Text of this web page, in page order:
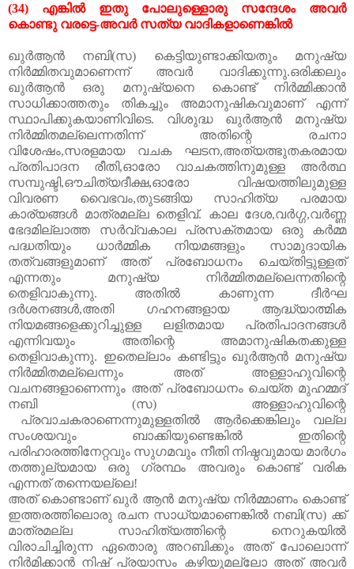
(34) എങ്കിൽ ഇതു പോലുള്ളൊരു സന്ദേശം
അവർ
കൊണ്ടു വരട്ടെ-അവർ സത്യ വാദികളാണെങ്കിൽ
ഖുർആൻ നബി(സ) കെട്ടിയുണ്ടാക്കിയതും
മനുഷ്യ
നിർമ്മിതവുമാണെന്ന്
അവർ വാദിക്കുന്നു.ഒരിക്കലും
ഖുർആൻ
ഒരു മനുഷ്യനെ കൊണ്ട്
നിർമ്മിക്കാൻ
സാധിക്കാത്തതും
തികച്ചും അമാനുഷികവുമാണ്
എന്ന്
സ്ഥാപിക്കുകയാണിവിടെ. വിശുദ്ധ ഖുർആൻ
മനുഷ്യ
നിർമ്മിതമല്ലെന്നതിന്ന്
അതിന്റെ
രചനാ
വിശേഷം,സരളമായ വചക ഘടന,അത്യത്ഭുതകരമായ
പ്രതിപാദന
രീതി,ഓരോ വാചകത്തിനുമുള്ള
അർത്ഥ
സമ്പുഷ്ടി,ഔചിത്യദീക്ഷ,ഓരോ
വിഷയത്തിലുമുള്ള
വിവരണ
വൈഭവം,തുടങ്ങിയ സാഹിത്യ
പരമായ
കാര്യങ്ങൾ മാത്രമല്ല തെളിവ്. കാല ദേശ,വർഗ്ഗ,വർണ്ണ
ഭേദമില്ലാത്ത
സർവ്വകാല പ്രസക്തമായ ഒരു
കർമ്മ
പദ്ധതിയും
ധാർമ്മിക നിയമങ്ങളും
സാമുദായിക
തത്വങ്ങളുമാണ്
അത് പ്രബോധനം
ചെയ്തിട്ടുള്ളത്
എന്നതും
മനുഷ്യ
നിർമ്മിതമല്ലെന്നതിന്റെ
തെളിവാകുന്നു. അതിൽ കാണുന്ന
ദീർഘ
ദർശനങ്ങൾ,അതി ഗഹനങ്ങളായ
ആദ്ധ്യാത്മിക
നിയമങ്ങളെക്കുറിച്ചുള്ള
ലളിതമായ
പ്രതിപാദനങ്ങൾ
എന്നിവയും
അതിന്റെ
അമാനുഷികതക്കുള്ള
തെളിവാകുന്നു. ഇതെല്ലാം കണ്ടിട്ടും ഖുർആൻ മനുഷ്യ
നിർമ്മിതമല്ലെന്നും
അത്
അള്ളാഹുവിന്റെ
വചനങ്ങളാണെന്നും അത് പ്രബോധനം ചെയ്ത മുഹമ്മദ്
നബി(സ) അള്ളാഹുവിന്റെ
പ്രവാചകരാണെന്നുമുള്ളതിൽ
ആർക്കെങ്കിലും
വല്ല
സംശയവും
ബാക്കിയുണ്ടെങ്കിൽ
ഇതിന്റെ
പരിഹാരത്തിനേറ്റവും സുഗമവും നീതി നിഷ്ഠവുമായ മാർഗം
തത്തുല്യമായ
ഒരു ഗ്രന്ഥം അവരും കൊണ്ട്
വരിക
എന്നത് തന്നെയല്ലെ!
അത് കൊണ്ടാണ് ഖുർ ആൻ മനുഷ്യ നിർമ്മാണം കൊണ്ട്
ഇത്തരത്തിലൊരു രചന സാധ്യമാണെങ്കിൽ നബി(സ) ക്ക്
മാത്രമല്ല
സാഹിത്യത്തിന്റെ
നെറുകയിൽ
വിരാചിച്ചിരുന്ന
ഏതൊരു അറബിക്കും അത്
പോലൊന്ന്
നിർമിക്കാൻ നിഷ് പ്രയാസം കഴിയുമല്ലോ അത് അവർ